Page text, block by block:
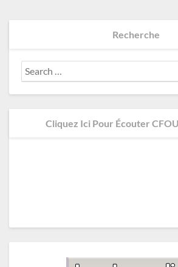
Recherche
Search
for:
Cliquez Ici Pour Écouter